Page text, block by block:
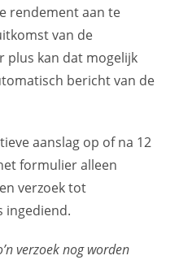
rendement aan te
van de
plus kan dat mogelijk
bericht van de
aanslag op of na 12
formulier alleen
verzoek tot
ingediend.
verzoek nog worden